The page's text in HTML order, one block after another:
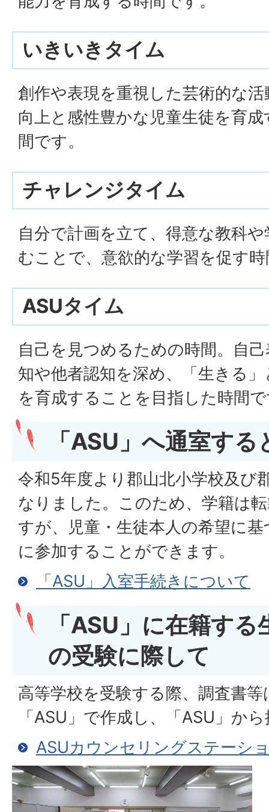
いきいきタイム
創作や表現を重視した芸術的な
向上と感性豊かな児童生徒を育
間です。
チャレンジタイム
自分で計画を立て、得意な教科
むことで、意欲的な学習を促す
ASUタイム
自己を見つめるための時間。自
知や他者認知を深め、「生きる
を育成することを目指した時間
「ASU」へ通室する
令和5年度より郡山北小学校及び
なりました。このため、学籍は
すが、児童・生徒本人の希望に
に参加することができます。
「ASU」入室手続きについて
「ASU」に在籍す
の受験に際して
高等学校を受験する際、調査書
「ASU」で作成し、「ASU」か
ASUカウンセリングステーシ